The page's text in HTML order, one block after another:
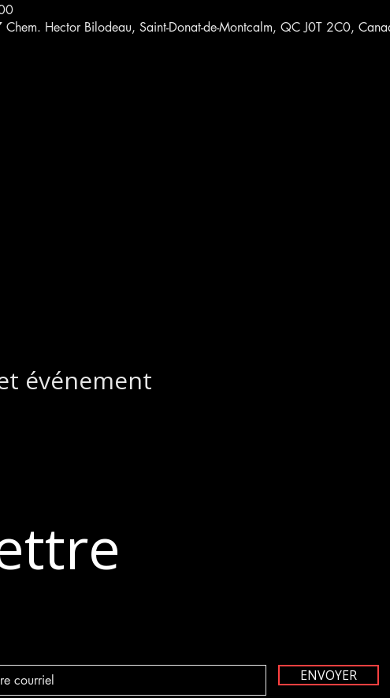
Chem. Hector Bilodeau, Saint-Donat-de-Montcalm, QC J0T 2C0,
événement
ENVOYER